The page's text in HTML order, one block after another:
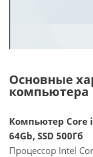
Основные
компьютера
Компьютер Core
64Gb, SSD 500Гб
Процессор Intel